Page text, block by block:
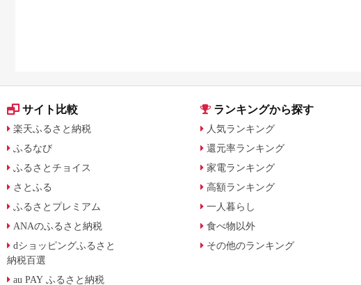
サイト比較
楽天ふるさと納税
ふるなび
ふるさとチョイス
さとふる
ふるさとプレミアム
ANAのふるさと納税
dショッピングふるさと
納税百選
au PAY ふるさと納税
ランキングから探す
人気ランキング
還元率ランキング
家電ランキング
高額ランキング
一人暮らし
食べ物以外
その他のランキング